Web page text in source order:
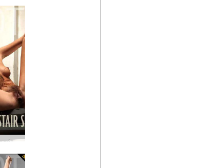
Silvie stigasýning